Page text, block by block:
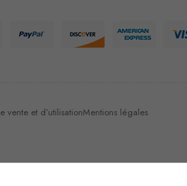
vente et d’utilisationMentions légales